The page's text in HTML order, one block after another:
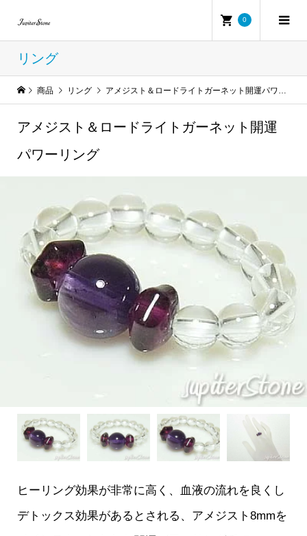
0
リング
商品 リング アメジスト＆ロードライトガーネット開運パワーリング
アメジスト＆ロードライトガーネット開運
パワーリング
ヒーリング効果が非常に高く、血液の流れを良くし
デトックス効果があるとされる、アメジスト8mmを